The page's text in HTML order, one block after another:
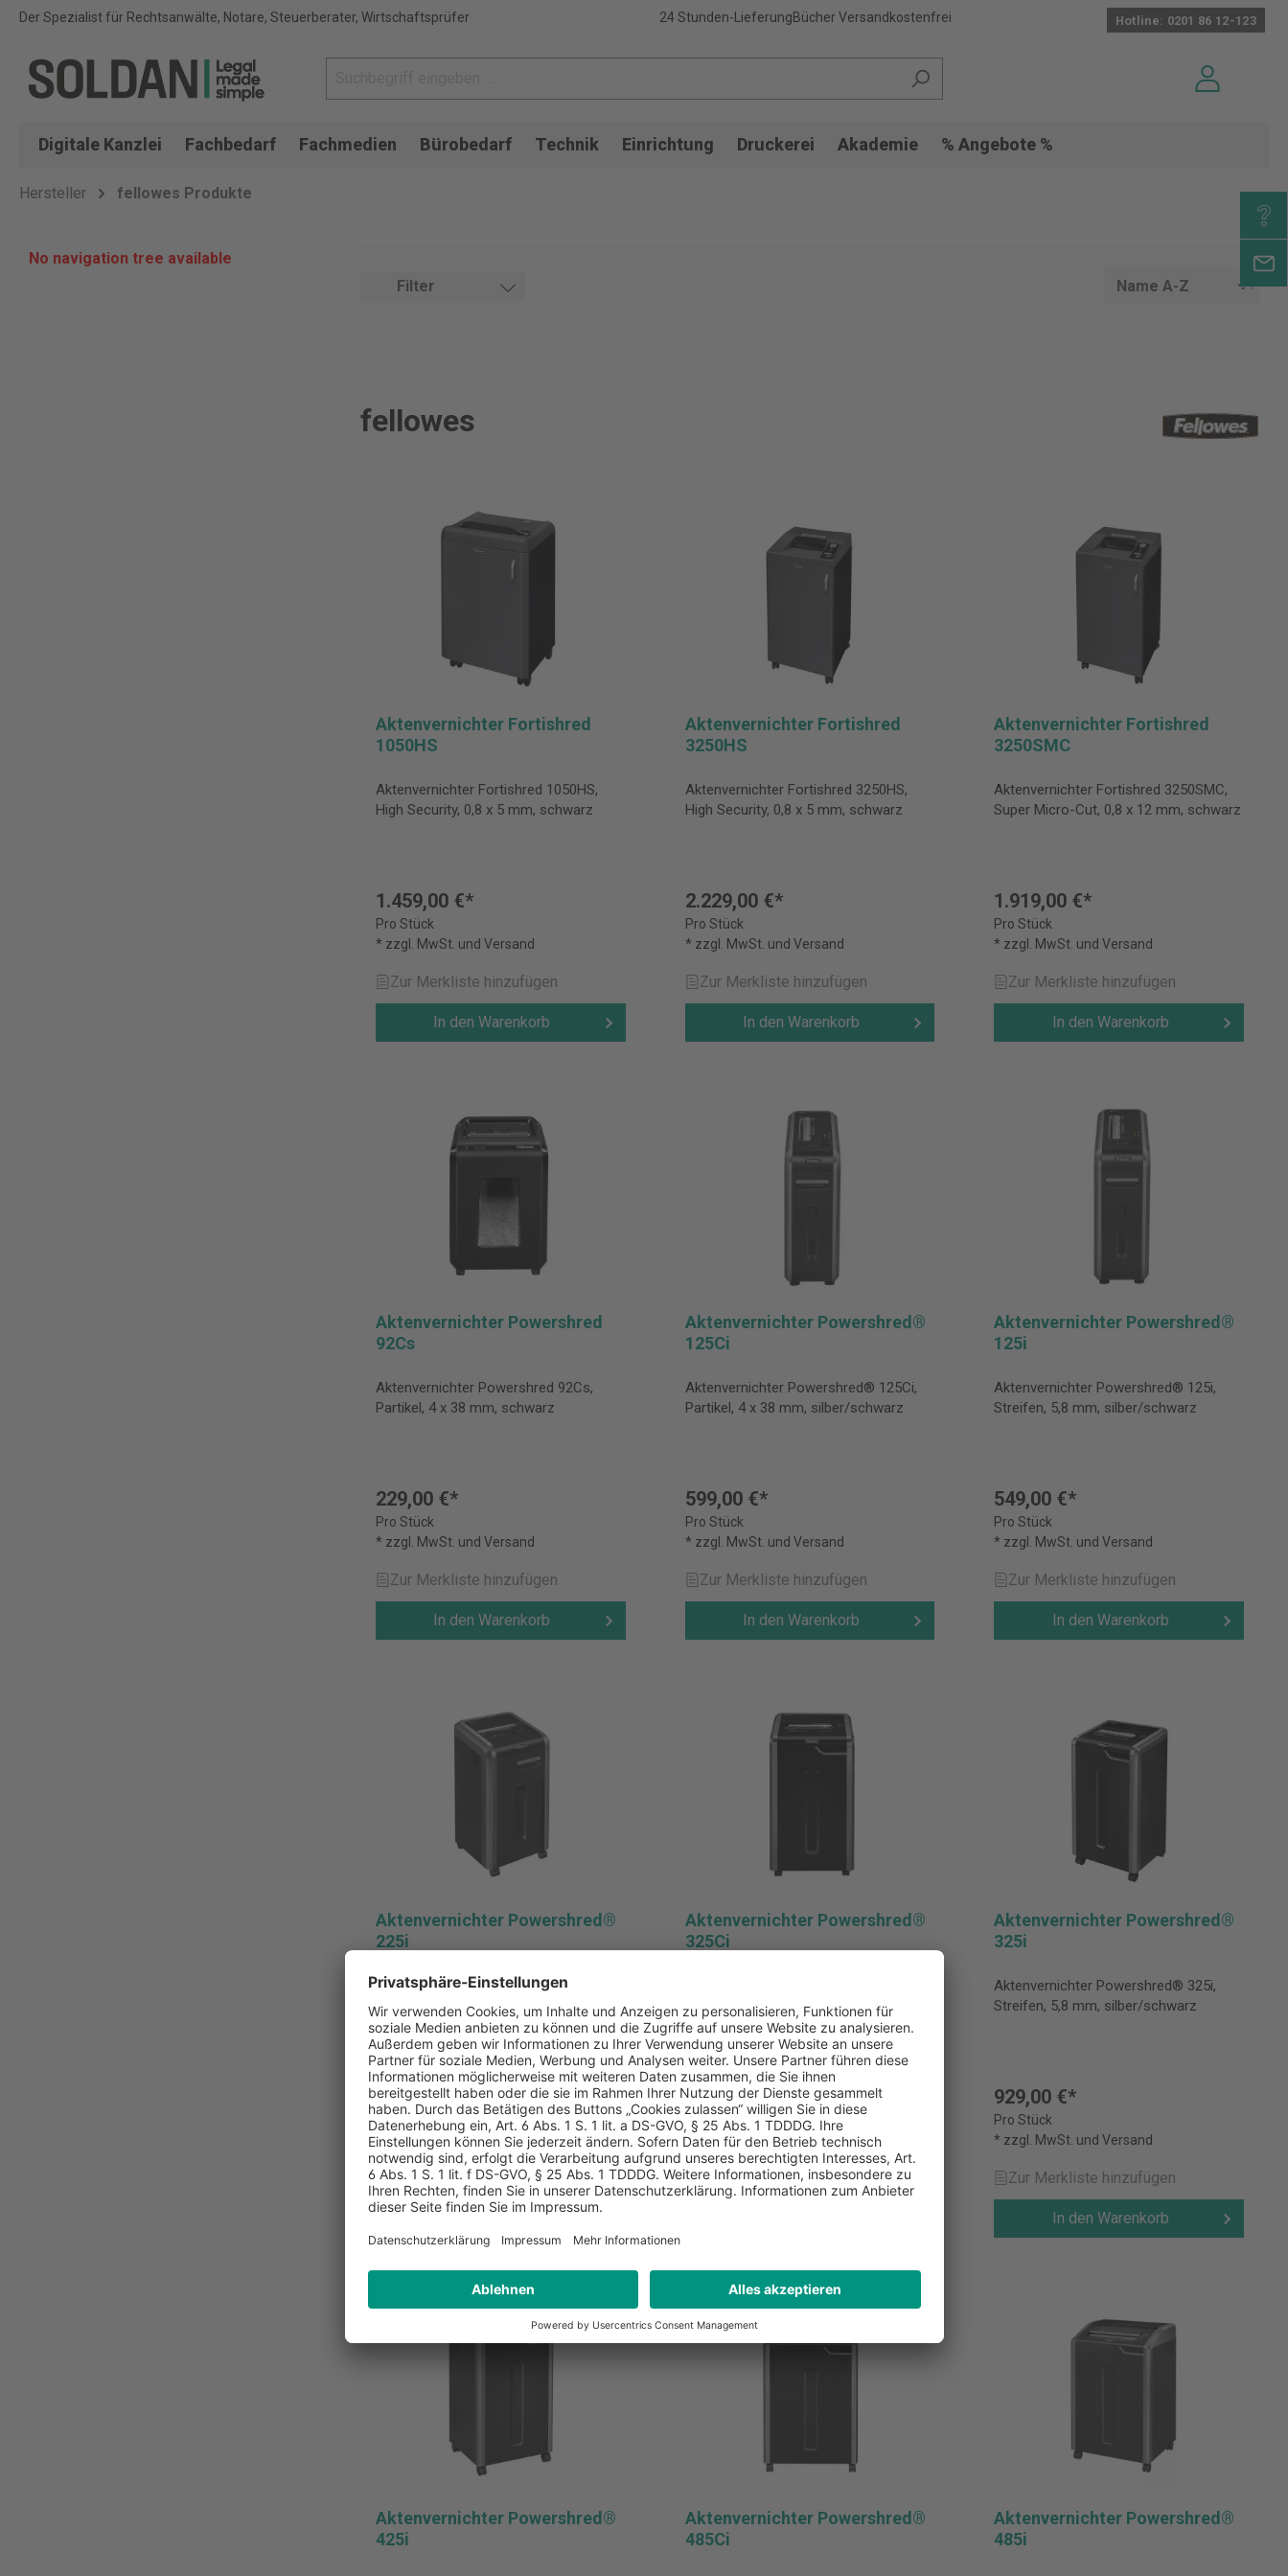
Der Spezialist für Rechtsanwälte, Notare, Steuerberater, Wirtschaftsprüfer 24 Stunden-LieferungBücher Versandkostenfrei Hotline: 0201 86 12-123
Digitale Kanzlei Fachbedarf Fachmedien Bürobedarf Technik Einrichtung Druckerei Akademie % Angebote %
Hersteller fellowes Produkte
No navigation tree available
Filter
fellowes
Aktenvernichter Fortishred
1050HS
Aktenvernichter Fortishred 1050HS,
High Security, 0,8 x 5 mm, schwarz
1.459,00 €*
Pro Stück
* zzgl. MwSt. und Versand
Zur Merkliste hinzufügen
In den Warenkorb
Aktenvernichter Fortishred
3250HS
Aktenvernichter Fortishred 3250HS,
High Security, 0,8 x 5 mm, schwarz
2.229,00 €*
Pro Stück
* zzgl. MwSt. und Versand
Zur Merkliste hinzufügen
In den Warenkorb
Aktenvernichter Fortishred
3250SMC
Aktenvernichter Fortishred 3250SMC,
Super Micro-Cut, 0,8 x 12 mm, schwarz
1.919,00 €*
Pro Stück
* zzgl. MwSt. und Versand
Zur Merkliste hinzufügen
In den Warenkorb
Aktenvernichter Powershred
92Cs
Aktenvernichter Powershred 92Cs,
Partikel, 4 x 38 mm, schwarz
229,00 €*
Pro Stück
* zzgl. MwSt. und Versand
Zur Merkliste hinzufügen
In den Warenkorb
Aktenvernichter Powershred®
125Ci
Aktenvernichter Powershred® 125Ci,
Partikel, 4 x 38 mm, silber/schwarz
599,00 €*
Pro Stück
* zzgl. MwSt. und Versand
Zur Merkliste hinzufügen
In den Warenkorb
Aktenvernichter Powershred®
125i
Aktenvernichter Powershred® 125i,
Streifen, 5,8 mm, silber/schwarz
549,00 €*
Pro Stück
* zzgl. MwSt. und Versand
Zur Merkliste hinzufügen
In den Warenkorb
Aktenvernichter Powershred®
225i
Aktenvernichter Powershred® 225i,
Streifen, 5,8 mm, silber/schwarz
659,00 €*
Pro Stück
* zzgl. MwSt. und Versand
Zur Merkliste hinzufügen
In den Warenkorb
Aktenvernichter Powershred®
325Ci
Partikel, 4 x 38 mm, silber/schwarz
1.019,00 €*
Pro Stück
* zzgl. MwSt. und Versand
Zur Merkliste hinzufügen
Aktenvernichter Powershred®
325i
Aktenvernichter Powershred® 325i,
Streifen, 5,8 mm, silber/schwarz
929,00 €*
Pro Stück
* zzgl. MwSt. und Versand
Zur Merkliste hinzufügen
In den Warenkorb
Aktenvernichter Powershred®
425i
Aktenvernichter Powershred®
485Ci
Aktenvernichter Powershred®
485i